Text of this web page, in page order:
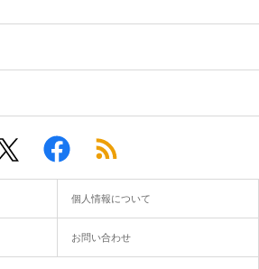
個人情報について
お問い合わせ